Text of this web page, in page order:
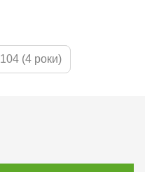
104 (4 роки)